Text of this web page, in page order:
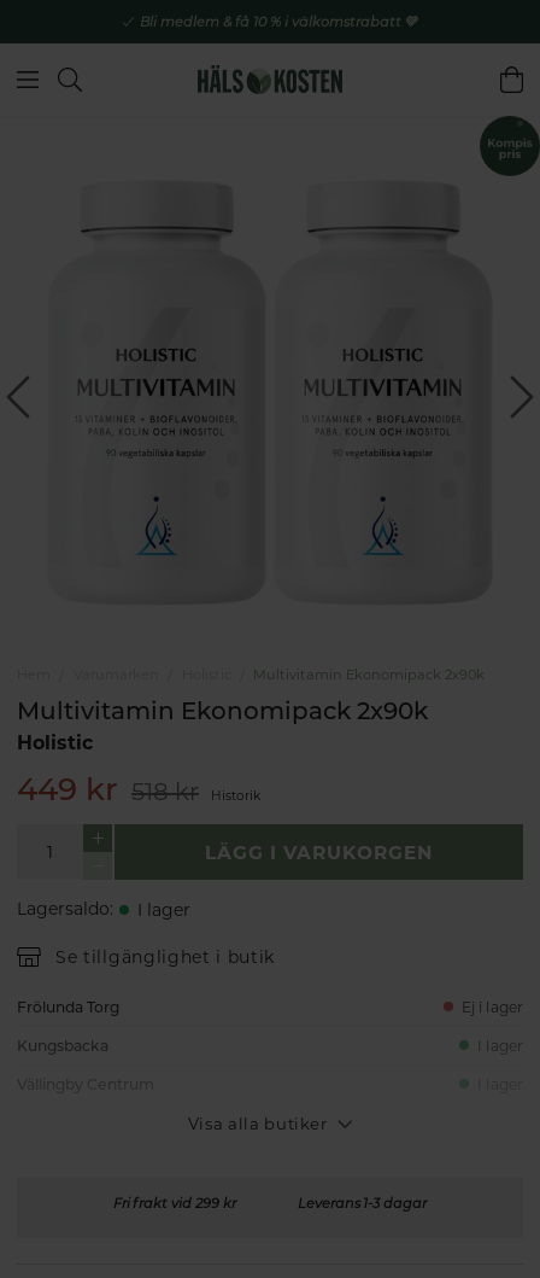
Bli medlem & få 10 % i välkomstrabatt 💚
Multivitamin Ekonomipack 2x90k
Multivitamin Ekonomipack 2x90k
Holistic
449 kr 518 kr Historik
LÄGG I VARUKORGEN
Lagersaldo: I lager
Se tillgänglighet i butik
Frölunda Torg Ej i lager
Kungsbacka I lager
Visa alla butiker
Fri frakt vid 299 kr Leverans 1-3 dagar